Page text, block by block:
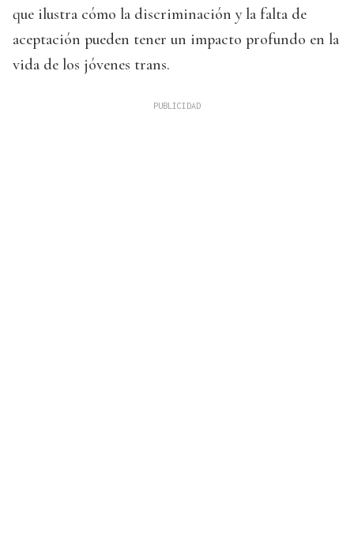
que ilustra cómo la discriminación y la falta de
aceptación pueden tener un impacto profundo en la
vida de los jóvenes trans.